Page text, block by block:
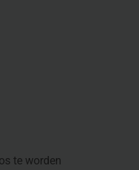
te worden